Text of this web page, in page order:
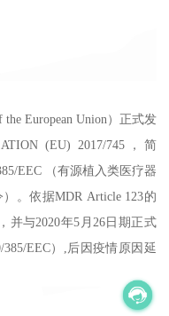
European Union）正式发
(EU) 2017/745，简
EEC （有源植入类医疗器
。依据MDR Article 123的
并与2020年5月26日期正式
EEC）,后因疫情原因延